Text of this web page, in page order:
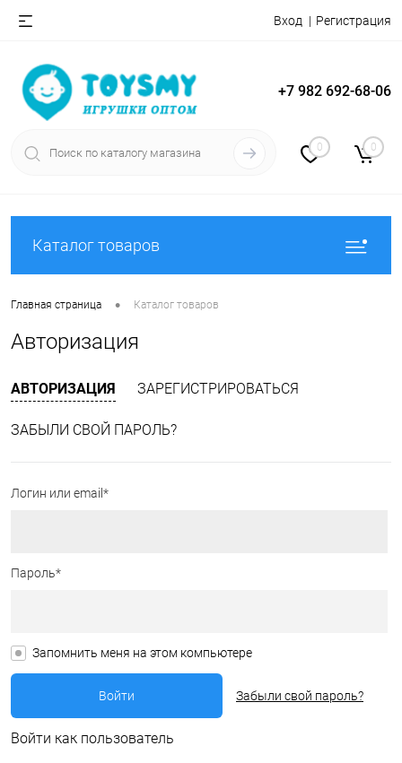
Вход Регистрация
+7 982 692-68-06
0 0
Каталог товаров
Главная страница • Каталог товаров
Авторизация
АВТОРИЗАЦИЯ ЗАРЕГИСТРИРОВАТЬСЯ
ЗАБЫЛИ СВОЙ ПАРОЛЬ?
Логин или email*
Пароль*
Запомнить меня на этом компьютере
Забыли свой пароль?
Войти как пользователь